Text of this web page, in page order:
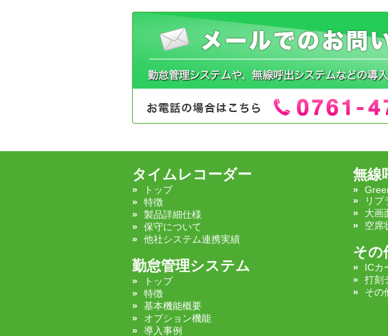
タイムレコーダー
トップ
特徴
製品詳細仕様
保守について
他社システム連携実績
勤怠管理システム
トップ
特徴
基本機能概要
オプション機能
導入事例
無線
リプ
大画
空席
その
ICカ
打刻
その